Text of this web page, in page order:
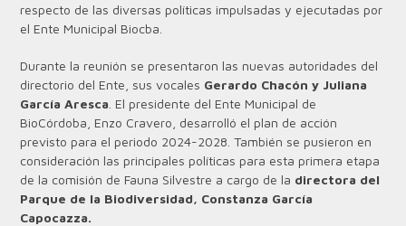
respecto de las diversas políticas impulsadas y ejecutadas por
el Ente Municipal Biocba.
Durante la reunión se presentaron las nuevas autoridades del
directorio del Ente, sus vocales Gerardo Chacón y Juliana
García Aresca . El presidente del Ente Municipal de
BioCórdoba, Enzo Cravero, desarrolló el plan de acción
previsto para el periodo 2024-2028. También se pusieron en
consideración las principales políticas para esta primera etapa
de la comisión de Fauna Silvestre a cargo de la directora del
Parque de la Biodiversidad, Constanza García
Capocazza.